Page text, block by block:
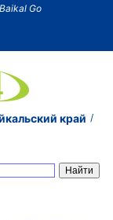
Go
край